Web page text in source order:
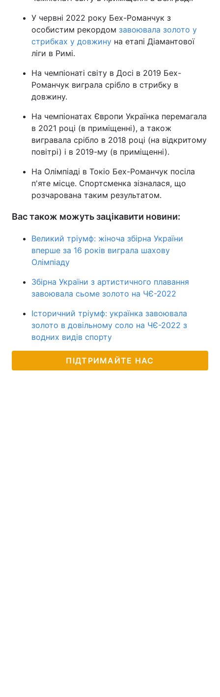
У червні 2022 року Бех-Романчук з
особистим рекордом завоювала золото у
стрибках у довжину на етапі Діамантової
ліги в Римі.
На чемпіонаті світу в Досі в 2019 Бех-
Романчук виграла срібло в стрибку в
довжину.
На чемпіонатах Європи Українка перемагала
в 2021 році (в приміщенні), а також
вигравала срібло в 2018 році (на відкритому
повітрі) і в 2019-му (в приміщенні).
На Олімпіаді в Токіо Бех-Романчук посіла
п'яте місце. Спортсменка зізналася, що
розчарована таким результатом.
Вас також можуть зацікавити новини:
Великий тріумф: жіноча збірна України
вперше за 16 років виграла шахову
Олімпіаду
Збірна України з артистичного плавання
завоювала сьоме золото на ЧЄ-2022
Історичний тріумф: українка завоювала
золото в довільному соло на ЧЄ-2022 з
водних видів спорту
ПІДТРИМАЙТЕ НАС